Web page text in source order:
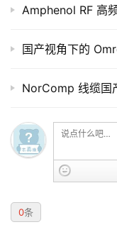
Amphenol RF 高
国产视角下的
NorComp 线缆国
0条